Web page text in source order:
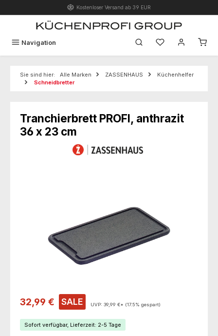
Zum Hauptinhalt springenKostenloser Versand ab 39 EUR
Navigation Du hast 0
Sie sind hier: Alle Marken ZASSENHAUS
Küchenhelfer
Schneidbretter
Tranchierbrett PROFI, anthrazit
36 x 23 cm
Verkaufspreis:
32,99 € SALE UVP: 39,99 €* (17.5% gespart)
Sofort verfügbar, Lieferzeit: 2-5 Tage